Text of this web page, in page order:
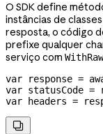
O SDK define
instâncias de
resposta, o código
prefixe qualquer
serviço com
var response =
var statusCode =
var headers =
